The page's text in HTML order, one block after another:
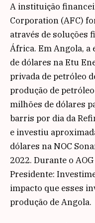
A instituição
Corporation (AFC)
através de soluções
África. Em Angola,
de dólares na Etu
privada de petróleo
produção de
milhões de dólares
barris por dia da
e investiu
dólares na NOC
2022. Durante o
Presidente:
impacto que esses
produção de Angola.